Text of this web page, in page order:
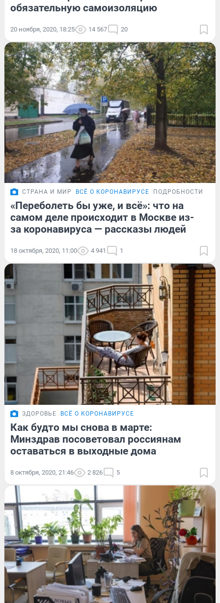
обязательную самоизоляцию
20 ноября, 2020, 18:25 14 567 20
СТРАНА И МИР ВСЁ О КОРОНАВИРУСЕ ПОДРОБНОСТИ
«Переболеть бы уже, и всё»: что на
самом деле происходит в Москве из-
за коронавируса — рассказы людей
18 октября, 2020, 11:00 4 941 1
ЗДОРОВЬЕ ВСЁ О КОРОНАВИРУСЕ
Как будто мы снова в марте:
Минздрав посоветовал россиянам
оставаться в выходные дома
8 октября, 2020, 21:46 2 826 5